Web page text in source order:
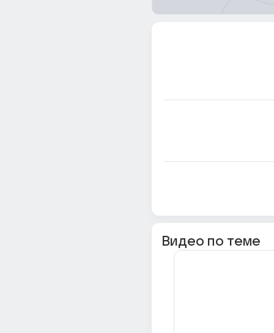
Видео по теме